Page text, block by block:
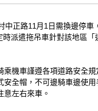
派遣拖吊車針對該地區